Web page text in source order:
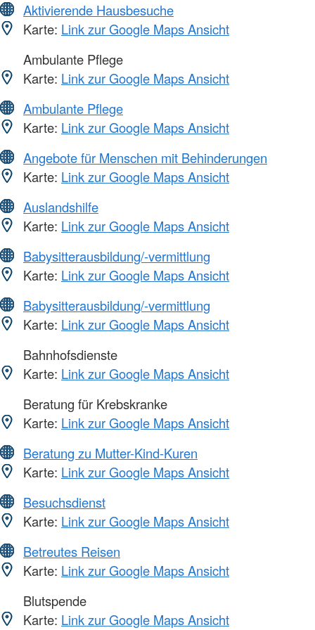
Aktivierende Hausbesuche
Karte: Link zur Google Maps Ansicht
Ambulante Pflege
Karte: Link zur Google Maps Ansicht
Ambulante Pflege
Karte: Link zur Google Maps Ansicht
Angebote für Menschen mit Behinderungen
Karte: Link zur Google Maps Ansicht
Auslandshilfe
Karte: Link zur Google Maps Ansicht
Babysitterausbildung/-vermittlung
Karte: Link zur Google Maps Ansicht
Babysitterausbildung/-vermittlung
Karte: Link zur Google Maps Ansicht
Bahnhofsdienste
Karte: Link zur Google Maps Ansicht
Beratung für Krebskranke
Karte: Link zur Google Maps Ansicht
Beratung zu Mutter-Kind-Kuren
Karte: Link zur Google Maps Ansicht
Besuchsdienst
Karte: Link zur Google Maps Ansicht
Betreutes Reisen
Karte: Link zur Google Maps Ansicht
Blutspende
Karte: Link zur Google Maps Ansicht